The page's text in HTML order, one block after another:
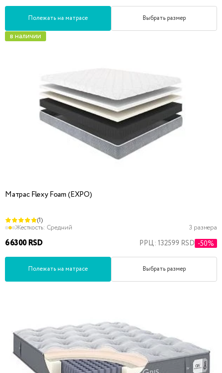
Полежать на матрасе Выбрать размер
в наличии
Матрас Flexy Foam (EXPO)
(1)
Жесткость: Средний 3 размера
66300 RSD РРЦ: 132599 RSD -50%
Полежать на матрасе Выбрать размер